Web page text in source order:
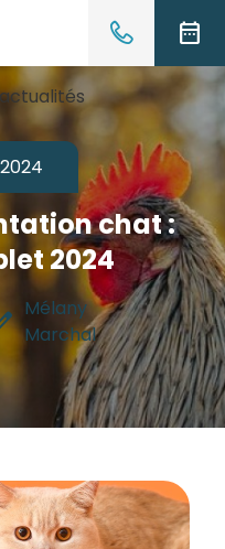
date_range
chat :
2024
Mélany
Marchal